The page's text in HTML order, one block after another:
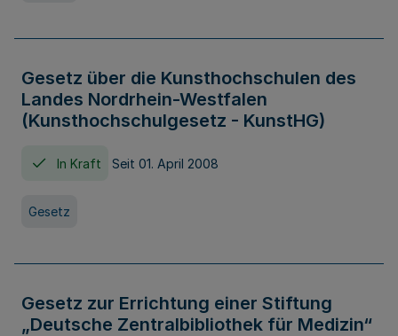
Gesetz über die Kunsthochschulen des
Landes Nordrhein-Westfalen
(Kunsthochschulgesetz - KunstHG)
In Kraft Seit 01. April 2008
Gesetz
Gesetz zur Errichtung einer Stiftung
„Deutsche Zentralbibliothek für Medizin“